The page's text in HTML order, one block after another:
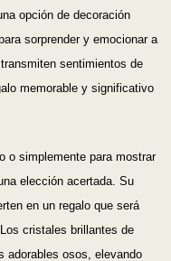
opción de decoración
sorprender y emocionar a
sentimientos de
memorable y significativo
o simplemente para mostrar
elección acertada. Su
en un regalo que será
cristales brillantes de
adorables osos, elevando